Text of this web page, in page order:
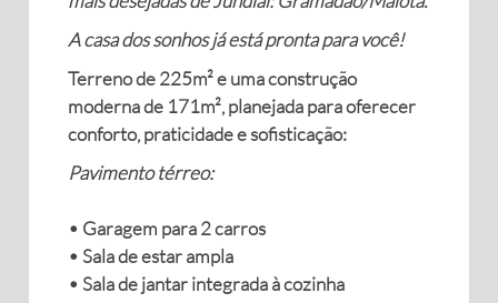
A casa dos sonhos já está pronta para você!
Terreno de 225m² e uma construção
moderna de 171m², planejada para oferecer
conforto, praticidade e sofisticação:
Pavimento térreo:
• Garagem para 2 carros
• Sala de estar ampla
• Sala de jantar integrada à cozinha